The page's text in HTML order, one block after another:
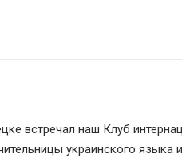
встречал наш Клуб
украинского языка и